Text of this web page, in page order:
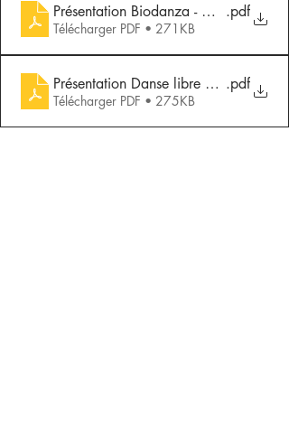
Présentation Biodanza - Mardi 20h15
.pdf
Télécharger PDF • 271KB
Présentation Danse libre et intuitive -
.pdf
Télécharger PDF • 275KB